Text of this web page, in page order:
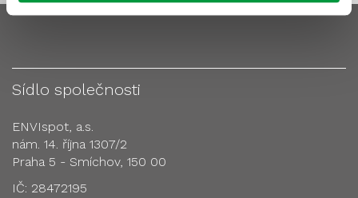
Sídlo společnosti
ENVIspot, a.s.
nám. 14. října 1307/2
Praha 5 - Smíchov, 150 00
IČ: 28472195